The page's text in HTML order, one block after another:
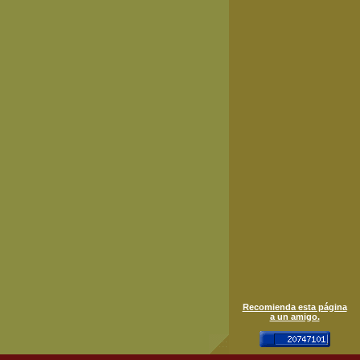
Recomienda esta página
a un amigo.